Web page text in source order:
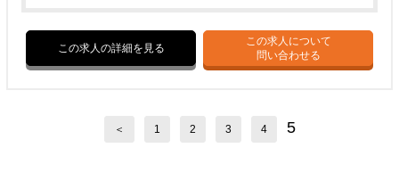
この求人の詳細を見る
この求人について
問い合わせる
＜ 1 2 3 4 5